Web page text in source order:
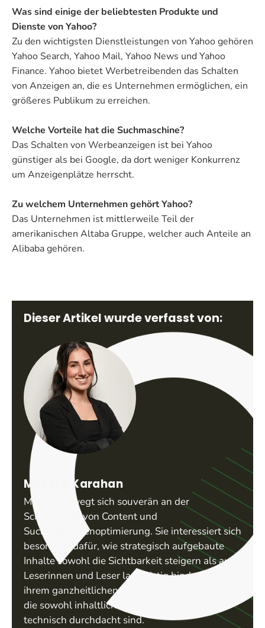
Was sind einige der beliebtesten Produkte und
Dienste von Yahoo?
Zu den wichtigsten Dienstleistungen von Yahoo gehören
Yahoo Search, Yahoo Mail, Yahoo News und Yahoo
Finance. Yahoo bietet Werbetreibenden das Schalten
von Anzeigen an, die es Unternehmen ermöglichen, ein
größeres Publikum zu erreichen.
Welche Vorteile hat die Suchmaschine?
Das Schalten von Werbeanzeigen ist bei Yahoo
günstiger als bei Google, da dort weniger Konkurrenz
um Anzeigenplätze herrscht.
Zu welchem Unternehmen gehört Yahoo?
Das Unternehmen ist mittlerweile Teil der
amerikanischen Altaba Gruppe, welcher auch Anteile an
Alibaba gehören.
Dieser Artikel wurde verfasst von:
Melissa Karahan
Melissa bewegt sich souverän an der
Schnittstelle von Content und
Suchmaschinenoptimierung. Sie interessiert sich
besonders dafür, wie strategisch aufgebaute
Inhalte sowohl die Sichtbarkeit steigern als auch
Leserinnen und Leser langfristig binden. Mit
ihrem ganzheitlichen Blick entwickelt sie Texte,
die sowohl inhaltlich überzeugen als auch
technisch durchdacht sind.